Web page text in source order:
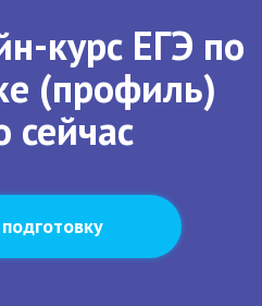
курс ЕГЭ по
(профиль)
сейчас